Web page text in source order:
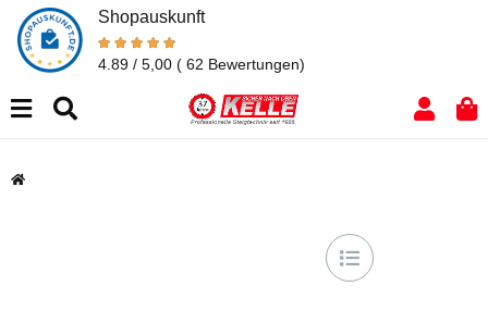
Shopauskunft
4.89 / 5,00 ( 62 Bewertungen)